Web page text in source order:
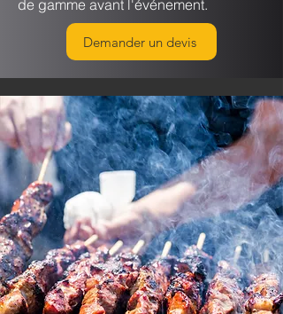
de gamme avant l'événement.
Demander un devis